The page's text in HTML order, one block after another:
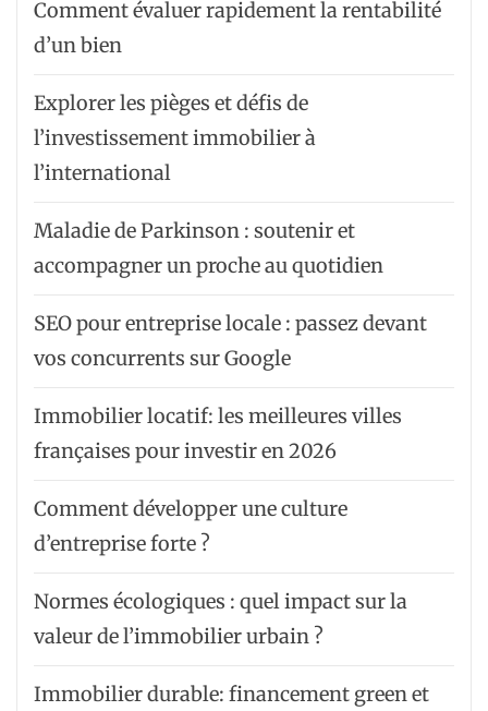
Comment évaluer rapidement la rentabilité
d’un bien
Explorer les pièges et défis de
l’investissement immobilier à
l’international
Maladie de Parkinson : soutenir et
accompagner un proche au quotidien
SEO pour entreprise locale : passez devant
vos concurrents sur Google
Immobilier locatif: les meilleures villes
françaises pour investir en 2026
Comment développer une culture
d’entreprise forte ?
Normes écologiques : quel impact sur la
valeur de l’immobilier urbain ?
Immobilier durable: financement green et